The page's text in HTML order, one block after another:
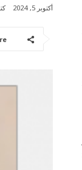
أكتوبر 5, 2024